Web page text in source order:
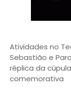
Atividades no
Sebastião e
réplica da
comemorativa